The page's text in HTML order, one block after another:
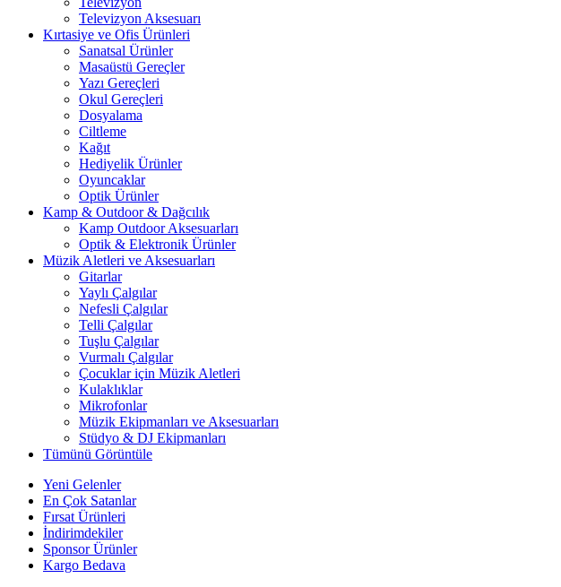
Televizyon Aksesuarı
Kırtasiye ve Ofis Ürünleri
Sanatsal Ürünler
Masaüstü Gereçler
Yazı Gereçleri
Okul Gereçleri
Dosyalama
Ciltleme
Kağıt
Hediyelik Ürünler
Oyuncaklar
Optik Ürünler
Kamp & Outdoor & Dağcılık
Kamp Outdoor Aksesuarları
Optik & Elektronik Ürünler
Müzik Aletleri ve Aksesuarları
Gitarlar
Yaylı Çalgılar
Nefesli Çalgılar
Telli Çalgılar
Tuşlu Çalgılar
Vurmalı Çalgılar
Çocuklar için Müzik Aletleri
Kulaklıklar
Mikrofonlar
Müzik Ekipmanları ve Aksesuarları
Stüdyo & DJ Ekipmanları
Tümünü Görüntüle
Yeni Gelenler
En Çok Satanlar
Fırsat Ürünleri
İndirimdekiler
Sponsor Ürünler
Kargo Bedava